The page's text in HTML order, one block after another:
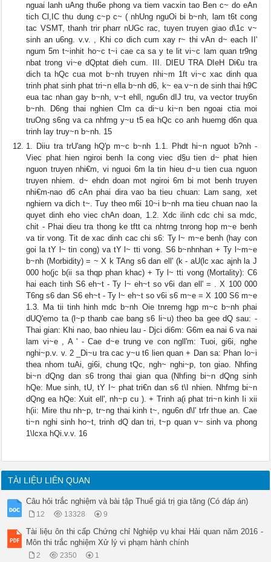
nguai lanh uAng thu6e phong va tiem vacxin tao Ben c~ do eAn
tich Cl,IC thu dung c~p c~ ( nhUng nguOi bi b~nh, lam t6t cong
tac VSMT, thanh trir pharr nUGc rac, tuyen truyen giao d\1c v~
sinh an u6ng. v.v. , Khi co dich cum xay r~ thi vAn d~ each II'
ngum 5m t~inhit ho~c t~i cae ca sa y te lit vi~c lam quan tr9ng
nbat trong vi~e dQptat dieh cum. III. DIEU TRA DIeH Di€u tra
dich ta hQc cua mot b~nh truyen nhi~m 1ft vi~c xac dinh qua
trinh phat sinh phat tri~n ella b~nh d6, k~ ea v~n de sinh thai h9C
eua tac nhan gay b~nh, v~t ehll, ngu6n dIJ tru, va vector truy6n
b~nh. D6ng thai nghien Clm ca di~u ki~n ben ngoai ctia moi
truOng s6ng va ca nhfmg y~u t5 ea hQc co anh huemg d6n qua
trinh lay truy~n b~nh. 15
1. Diiu tra trU'ang hQ'p m~c b~nh 1.1. Phdt hi~n nguot b?nh -
Viec phat hien ngiroi benh Ia cong viec d§u tien d~ phat hien
nguon truyen nhi€m, vi nguoi 6m la tin hieu d~u tien cua nguon
truyen nhiem. d~ ehdn doan mot ngiroi 6m bi mot benh truyen
nhi€m-nao d6 cAn phai dira vao ba tieu chuan: Lam sang, xet
nghiern va dich t~. Tuy theo m6i 10~i b~nh rna tieu chuan nao la
quyet dinh eho viec chAn doan, 1.2. Xdc ilinh cdc chi sa mdc,
chit - Phai dieu tra thong ke tftt ca nhtrng tnrong hop m~e benh
va tir vong. Tit de xac dinh cac chi s6: Ty l~ m~e benh (hay con
goi la tY l~ tin cong) va tY l~ tti vong. S6 b~nhnhan + Ty l~m~e
b~nh (Morbidity) = ~ X k TAng s6 dan ell' (k - aU(lc xac ajnh la J
000 ho(jc b(ii sa thqp phan khac) + Ty l~ tti vong (Mortality): C6
hai each tinh S6 eh~t - Ty l~ eh~t so v6i dan ell' = . X 100 000
T6ng s6 dan S6 eh~t - Ty l~ eh~t so v6i s6 m~e = X 100 S6 m~e
1.3. Ma tii tinh hinh mdc b~nh Oie tnremg hgp m~c b~nh phai
dUQ'emo ta (l~p thanb cae bang s6 li~u) theo ba gee dQ sau: -
Thai gian: Khi nao, bao nhieu lau - Djci di6m: G6m ea nai 6 va nai
lam vi~e , A ' - Cae d~e trung ve con ngll'm: Tuoi, gi6i, nghe
nghi~p.v. v. 2 _Di~u tra cac y~u t6 lien quan + Dan sa: Phan lo~i
thea nhom tuAi, gi6i, chung tQc, ngh~ nghi~p, ton giao. Nhfing
bi~n dQng dan s6 trong thai gian qua (Nhfing bi~n dQng sinh
hQe: Mue sinh, tU, tY I~ phat tri€n dan s6 t\I nhien. Nhfmg bi~n
dQng ea hQe: Xuit ell', nh~p cu ). + Trinh a(i phat tri~n kinh Ii xii
h(ii: Mire thu nh~p, tr~ng thai kinh t~, ngu6n d\l' trfr thue an. Cae
ti~n nghi sinh ho~t, trinh dQ dan tri, t~p quan v~ sinh va phong
1\lcxa hQi.v.v. 16
TÀI LIỆU LIÊN QUAN
Câu hỏi trắc nghiệm và bài tập Thuế giá trị gia tăng (Có đáp án)
12 13328 9
Tài liệu ôn thi cấp Chứng chỉ Nghiệp vụ khai Hải quan năm 2016 -
Môn thi trắc nghiệm Xử lý vi phạm hành chính
2 2350 1